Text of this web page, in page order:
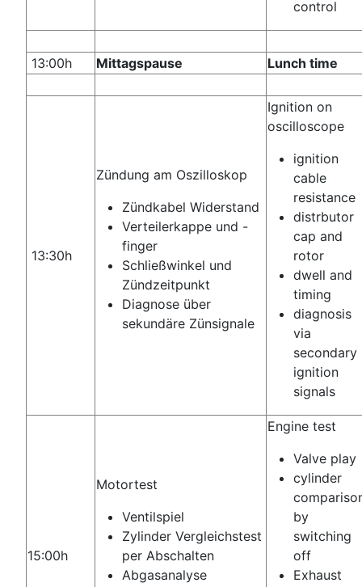
control
13:00h Mittagspause Lunch time
13:30h
Zündung am Oszilloskop
Zündkabel Widerstand
Verteilerkappe und -
finger
Schließwinkel und
Zündzeitpunkt
Diagnose über
sekundäre Zünsignale
Ignition on
oscilloscope
ignition
cable
resistance
distrbutor
cap and
rotor
dwell and
timing
diagnosis
via
secondary
ignition
signals
15:00h
Motortest
Ventilspiel
Zylinder Vergleichstest
per Abschalten
Abgasanalyse
Engine test
Valve play
cylinder
by
switching
off
Exhaust